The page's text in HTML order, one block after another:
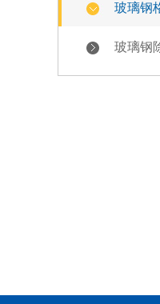
玻璃钢
玻璃钢